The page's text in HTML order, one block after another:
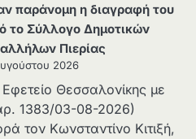
παράνομη η διαγραφή του
το Σύλλογο Δημοτικών
Πιερίας
2026
Θεσσαλονίκης με
1383/03-08-2026)
τον Κωνσταντίνο Κιτιξή,